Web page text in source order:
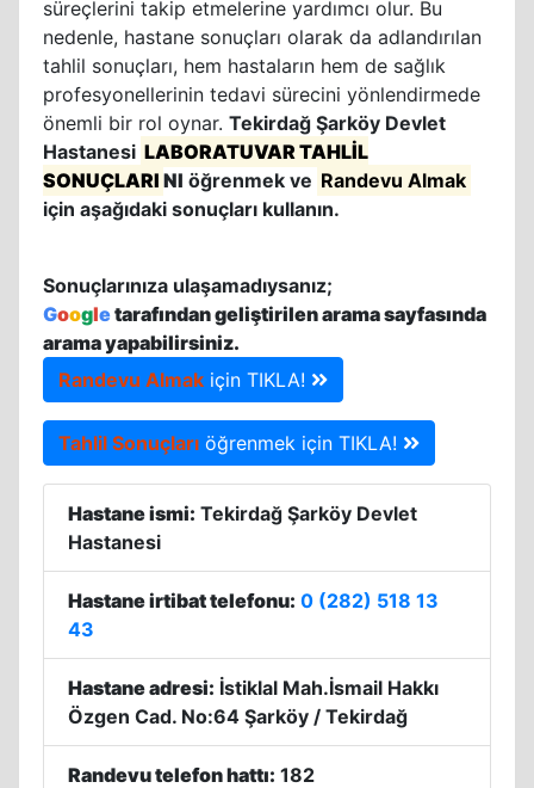
süreçlerini takip etmelerine yardımcı olur. Bu
nedenle, hastane sonuçları olarak da adlandırılan
tahlil sonuçları, hem hastaların hem de sağlık
profesyonellerinin tedavi sürecini yönlendirmede
önemli bir rol oynar. Tekirdağ Şarköy Devlet
Hastanesi LABORATUVAR TAHLİL
SONUÇLARI NI öğrenmek ve Randevu Almak
için aşağıdaki sonuçları kullanın.
Sonuçlarınıza ulaşamadıysanız;
Googletarafından geliştirilen arama sayfasında
arama yapabilirsiniz.
Randevu Almak için TIKLA!
Tahlil Sonuçları öğrenmek için TIKLA!
Hastane ismi: Tekirdağ Şarköy Devlet
Hastanesi
Hastane irtibat telefonu: 0 (282) 518 13
43
Hastane adresi: İstiklal Mah.İsmail Hakkı
Özgen Cad. No:64 Şarköy / Tekirdağ
Randevu telefon hattı: 182